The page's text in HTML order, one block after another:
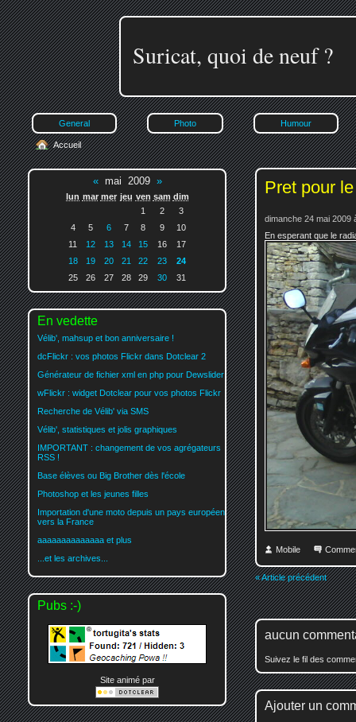
Suricat, quoi de neuf ?
General Photo Humour
Pret pour
dimanche 24 mai 2009
En esperant que le
Mobile
« Article précédent
aucun
Suivez le fil des
Ajouter un
Accueil
«mai 2009 »
lun mar mer jeu ven sam dim
1
2
3
4
5 6 7 8 9
10
11
12 13 14 15 16
17
18
19 20 21 22 23
24
25
26 27 28 29 30 31
En vedette
Vélib', mahsup et bon anniversaire !
dcFlickr : vos photos Flickr dans Dotclear 2
Générateur de fichier xml en php pour Dewslider
wFlickr : widget Dotclear pour vos photos Flickr
Recherche de Vélib' via SMS
Vélib', statistiques et jolis graphiques
IMPORTANT : changement de vos agrégateurs
RSS !
Base élèves ou Big Brother dès l'école
Photoshop et les jeunes filles
Importation d'une moto depuis un pays européen
vers la France
aaaaaaaaaaaaaa et plus
...et les archives...
Pubs :-)
Site animé par